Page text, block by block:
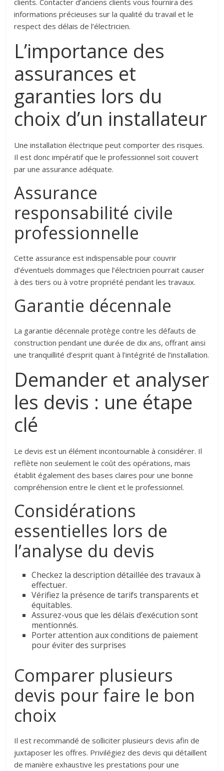
clients. Contacter d’anciens clients vous fournira des
informations précieuses sur la qualité du travail et le
respect des délais de l’électricien.
L’importance des
assurances et
garanties lors du
choix d’un installateur
Une installation électrique peut comporter des risques.
Il est donc impératif que le professionnel soit couvert
par une assurance adéquate.
Assurance
responsabilité civile
professionnelle
Cette assurance est indispensable pour couvrir
d’éventuels dommages que l’électricien pourrait causer
à des tiers ou à votre propriété pendant les travaux.
Garantie décennale
La garantie décennale protège contre les défauts de
construction pendant une durée de dix ans, offrant ainsi
une tranquillité d’esprit quant à l’intégrité de l’installation.
Demander et analyser
les devis : une étape
clé
Le devis est un élément incontournable à considérer. Il
reflète non seulement le coût des opérations, mais
établit également des bases claires pour une bonne
compréhension entre le client et le professionnel.
Considérations
essentielles lors de
l’analyse du devis
Checkez la description détaillée des travaux à
effectuer.
Vérifiez la présence de tarifs transparents et
équitables.
Assurez-vous que les délais d’exécution sont
mentionnés.
Porter attention aux conditions de paiement
pour éviter des surprises
Comparer plusieurs
devis pour faire le bon
choix
Il est recommandé de solliciter plusieurs devis afin de
juxtaposer les offres. Privilégiez des devis qui détaillent
de manière exhaustive les prestations pour une